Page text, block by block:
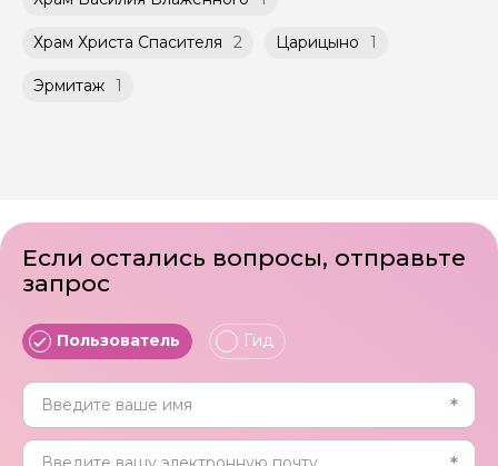
Храм Христа Спасителя 2 Царицыно 1
Эрмитаж 1
Если остались вопросы, отправьте
запрос
Пользователь Гид